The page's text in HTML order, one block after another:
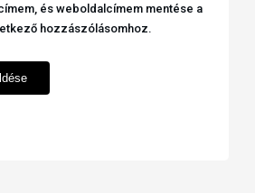
és weboldalcímem mentése a
hozzászólásomhoz.